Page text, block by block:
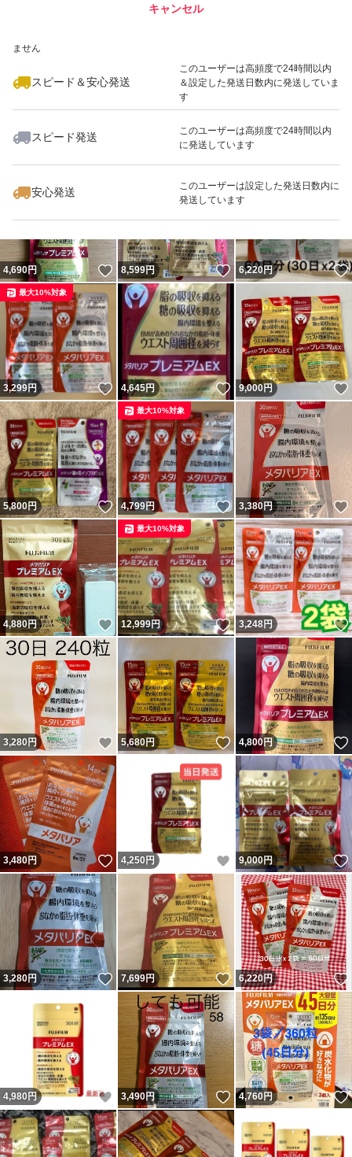
ません
スピード＆安心発送
このユーザーは高頻度で24時間以内
＆設定した発送日数内に発送していま
す
スピード発送
このユーザーは高頻度で24時間以内
に発送しています
安心発送
このユーザーは設定した発送日数内に
発送しています
キャンセル
いいね！
3,900
4,690円 いいね！
8,599円 いいね！
6,220円
3,299円 いいね！
最大10%対象
4,645円 いいね！
9,000円
5,800円 いいね！
4,799円 いいね！
最大10%対象
3,380円
4,880円 いいね！
12,999円 いいね！
最大10%対象
3,248円
3,280円 いいね！
5,680円 いいね！
4,800円
3,480円 いいね！
4,250 円 いいね！
9,000円
3,280円 いいね！
7,699円 いいね！
6,220円
4,980 円 いいね！
3,490円 いいね！
4,760円